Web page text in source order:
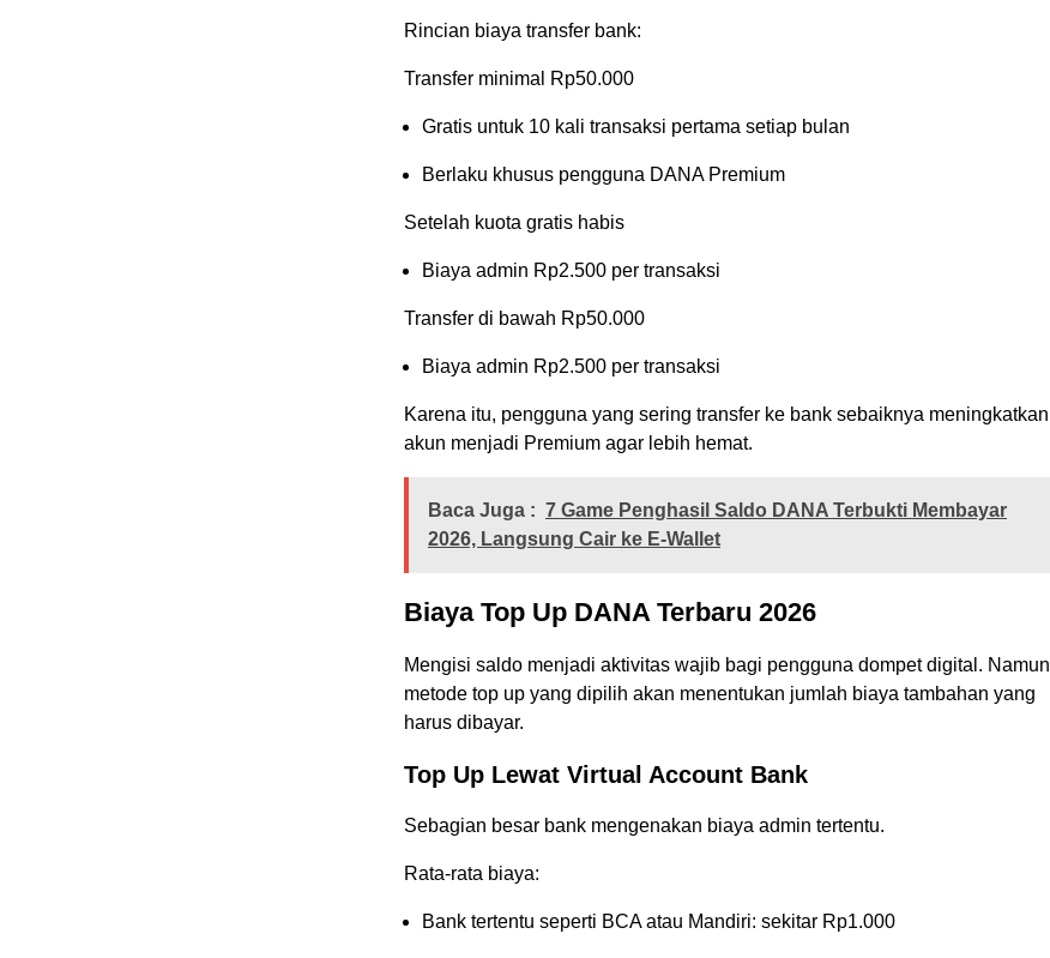
Rincian biaya transfer bank:
Transfer minimal Rp50.000
Gratis untuk 10 kali transaksi pertama setiap bulan
Berlaku khusus pengguna DANA Premium
Setelah kuota gratis habis
Biaya admin Rp2.500 per transaksi
Transfer di bawah Rp50.000
Biaya admin Rp2.500 per transaksi
Karena itu, pengguna yang sering transfer ke bank sebaiknya meningkatkan
akun menjadi Premium agar lebih hemat.
Baca Juga : 7 Game Penghasil Saldo DANA Terbukti Membayar
2026, Langsung Cair ke E-Wallet
Biaya Top Up DANA Terbaru 2026
Mengisi saldo menjadi aktivitas wajib bagi pengguna dompet digital. Namun
metode top up yang dipilih akan menentukan jumlah biaya tambahan yang
harus dibayar.
Top Up Lewat Virtual Account Bank
Sebagian besar bank mengenakan biaya admin tertentu.
Rata-rata biaya:
Bank tertentu seperti BCA atau Mandiri: sekitar Rp1.000